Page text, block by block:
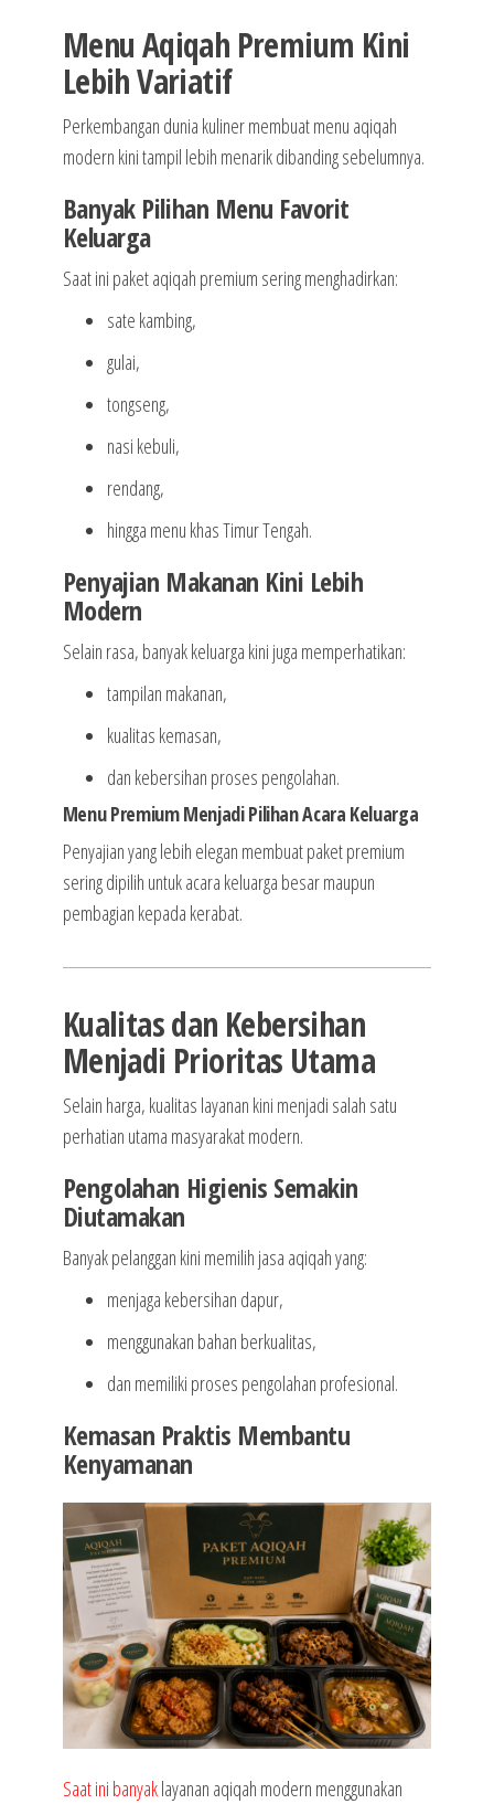
Menu Aqiqah Premium Kini
Lebih Variatif
Perkembangan dunia kuliner membuat menu aqiqah
modern kini tampil lebih menarik dibanding sebelumnya.
Banyak Pilihan Menu Favorit
Keluarga
Saat ini paket aqiqah premium sering menghadirkan:
sate kambing,
gulai,
tongseng,
nasi kebuli,
rendang,
hingga menu khas Timur Tengah.
Penyajian Makanan Kini Lebih
Modern
Selain rasa, banyak keluarga kini juga memperhatikan:
tampilan makanan,
kualitas kemasan,
dan kebersihan proses pengolahan.
Menu Premium Menjadi Pilihan Acara Keluarga
Penyajian yang lebih elegan membuat paket premium
sering dipilih untuk acara keluarga besar maupun
pembagian kepada kerabat.
Kualitas dan Kebersihan
Menjadi Prioritas Utama
Selain harga, kualitas layanan kini menjadi salah satu
perhatian utama masyarakat modern.
Pengolahan Higienis Semakin
Diutamakan
Banyak pelanggan kini memilih jasa aqiqah yang:
menjaga kebersihan dapur,
menggunakan bahan berkualitas,
dan memiliki proses pengolahan profesional.
Kemasan Praktis Membantu
Kenyamanan
Saat ini banyaklayanan aqiqah modern menggunakan